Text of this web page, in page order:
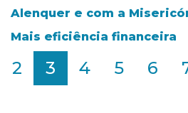
Alenquer e com a
Mais eficiência financeira
2 3 4 5 6